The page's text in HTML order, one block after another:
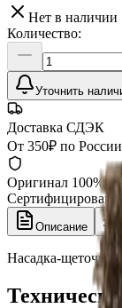
Нет в наличии
Количество:
Уточнить
Доставка СДЭК
От 350₽ по России
Оригинал 100%
Описание
Насадка-щеточка